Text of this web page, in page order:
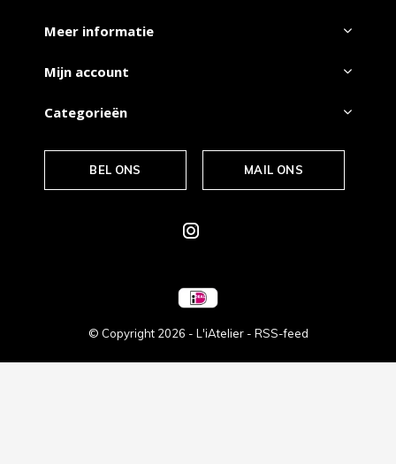
Meer informatie
Mijn account
Categorieën
BEL ONS MAIL ONS
© Copyright 2026 - L'iAtelier - RSS-feed